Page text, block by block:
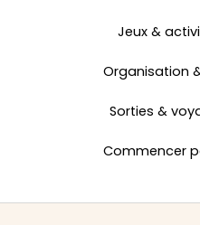
Jeux &
Organisation
Sorties &
Commencer